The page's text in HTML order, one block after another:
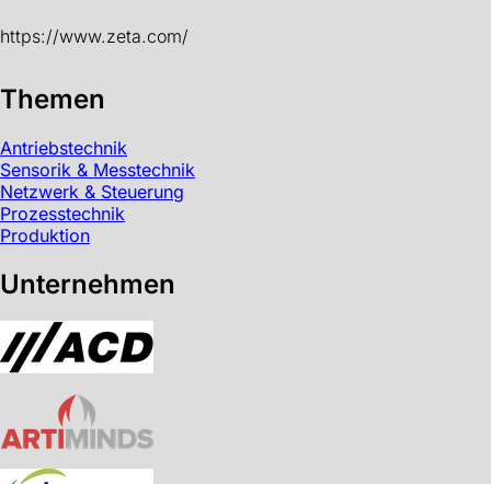
https://www.zeta.com/
Themen
Antriebstechnik
Sensorik & Messtechnik
Netzwerk & Steuerung
Prozesstechnik
Produktion
Unternehmen